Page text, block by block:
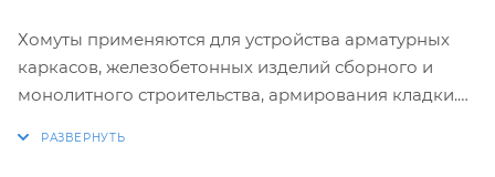
Хомуты применяются для устройства арматурных
каркасов, железобетонных изделий сборного и
монолитного строительства, армирования кладки.